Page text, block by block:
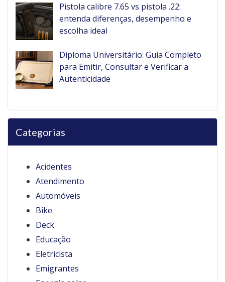
Pistola calibre 7.65 vs pistola .22:
entenda diferenças, desempenho e
escolha ideal
Diploma Universitário: Guia Completo
para Emitir, Consultar e Verificar a
Autenticidade
Categorias
Acidentes
Atendimento
Automóveis
Bike
Deck
Educação
Eletricista
Emigrantes